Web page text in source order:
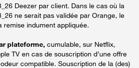
Deezer par client. Dans le cas où la
ne serait pas validée par Orange, le
remise indument appliquée.
plateforme, cumulable, sur Netflix,
TV en cas de souscription d’une offre
compatible. Souscription de la (des)